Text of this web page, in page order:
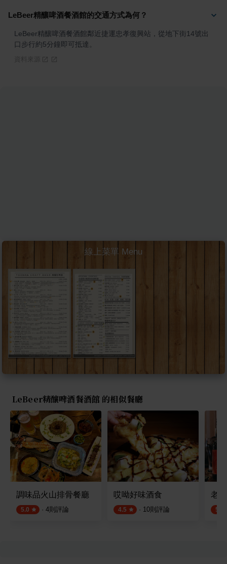
LeBeer精釀啤酒餐酒館的交通方式為何？
LeBeer精釀啤酒餐酒館鄰近捷運忠孝復興站，從地下街14號出
口步行約5分鐘即可抵達。
線上菜單 Menu
LeBeer精釀啤酒餐酒館 的相似餐廳
調味品火山排骨餐廳
5.0 · 4則評論
哎呦好味酒食
4.5 · 10則評論
老
5.0